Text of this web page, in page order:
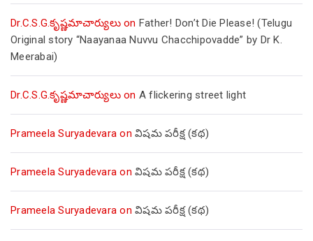
Dr.C.S.G.కృష్ణమాచార్యులుon Father! Don’t Die Please! (Telugu
Original story “Naayanaa Nuvvu Chacchipovadde” by Dr K.
Meerabai)
Dr.C.S.G.కృష్ణమాచార్యులుon A flickering street light
Prameela Suryadevara on విషమ పరీక్ష (క‌థ‌)
Prameela Suryadevara on విషమ పరీక్ష (క‌థ‌)
Prameela Suryadevara on విషమ పరీక్ష (క‌థ‌)